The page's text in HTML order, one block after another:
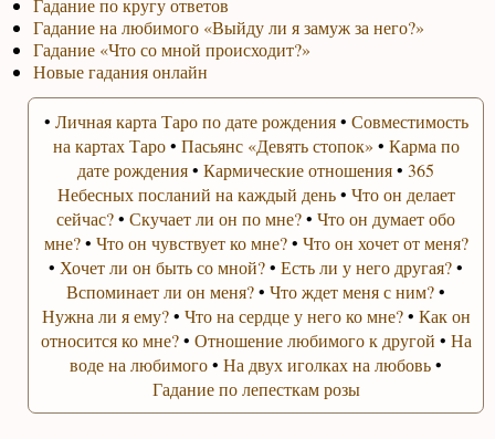
Гадание на любимого «Выйду ли я замуж за него?»
Гадание «Что со мной происходит?»
Новые гадания онлайн
• Личная карта Таро по дате рождения• Совместимость
на картах Таро• Пасьянс «Девять стопок» • Карма по
дате рождения•Кармические отношения•365
Небесных посланий на каждый день• Что он делает
сейчас?•Скучает ли он по мне?•Что он думает обо
мне?• Что он чувствует ко мне?• Что он хочет от меня?
• Хочет ли он быть со мной?•Есть ли у него другая?•
Вспоминает ли он меня?•Что ждет меня с ним?•
Нужна ли я ему?• Что на сердце у него ко мне?• Как он
относится ко мне?• Отношение любимого к другой • На
воде на любимого•На двух иголках на любовь•
Гадание по лепесткам розы